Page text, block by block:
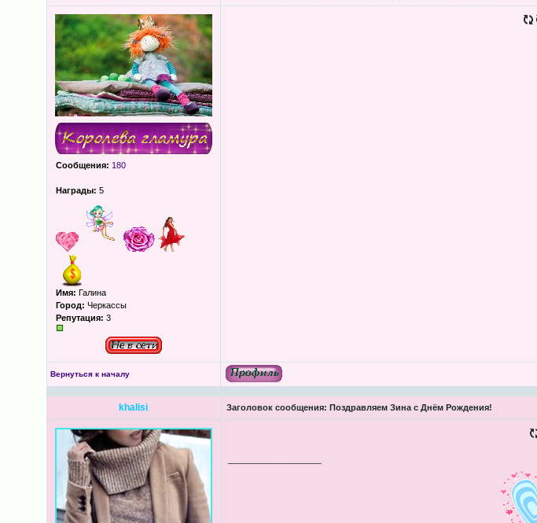
Сообщения: 180
Награды: 5
Имя: Галина
Город: Черкассы
Репутация: 3
Вернуться к началу
khalisi Заголовок сообщения: Поздравляем Зина с Днём Рождения!